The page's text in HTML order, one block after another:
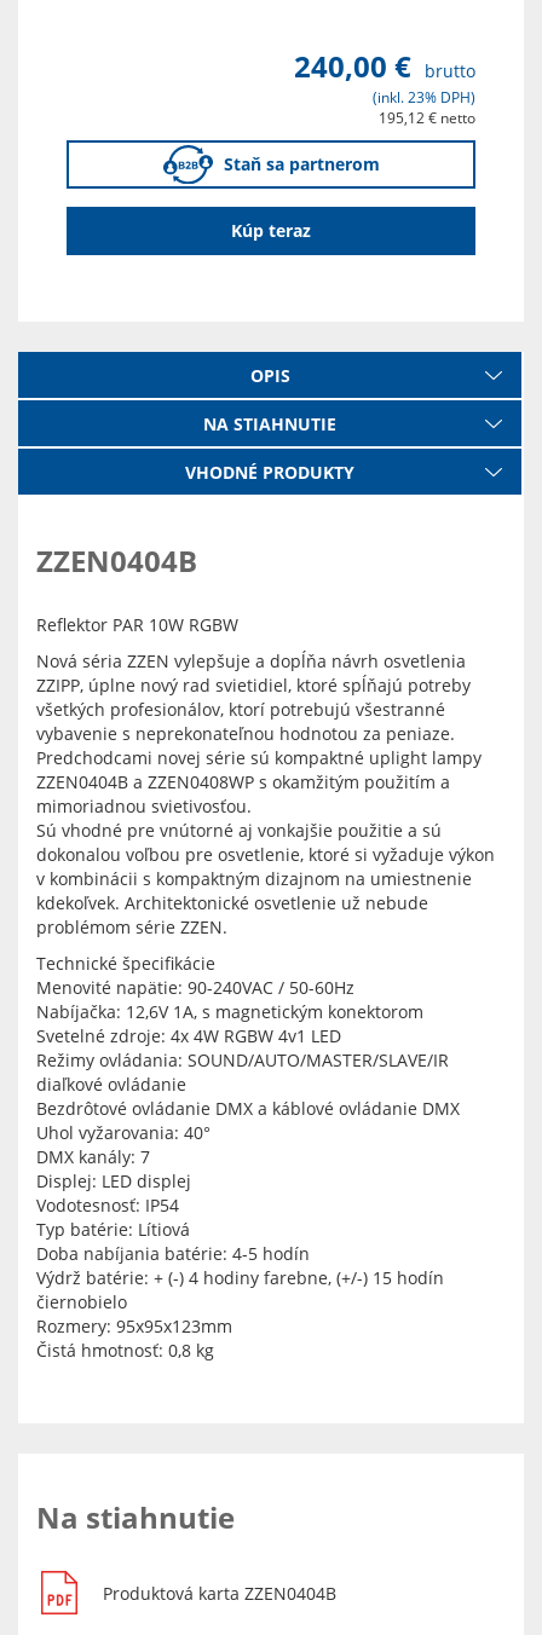
240,00 € brutto
(inkl. 23% DPH)
195,12 € netto
Staň sa partnerom
Kúp teraz
OPIS
NA STIAHNUTIE
VHODNÉ PRODUKTY
ZZEN0404B
Reflektor PAR 10W RGBW
Nová séria ZZEN vylepšuje a dopĺňa návrh osvetlenia
ZZIPP, úplne nový rad svietidiel, ktoré spĺňajú potreby
všetkých profesionálov, ktorí potrebujú všestranné
vybavenie s neprekonateľnou hodnotou za peniaze.
Predchodcami novej série sú kompaktné uplight lampy
ZZEN0404B a ZZEN0408WP s okamžitým použitím a
mimoriadnou svietivosťou.
Sú vhodné pre vnútorné aj vonkajšie použitie a sú
dokonalou voľbou pre osvetlenie, ktoré si vyžaduje výkon
v kombinácii s kompaktným dizajnom na umiestnenie
kdekoľvek. Architektonické osvetlenie už nebude
problémom série ZZEN.
Technické špecifikácie
Menovité napätie: 90-240VAC / 50-60Hz
Nabíjačka: 12,6V 1A, s magnetickým konektorom
Svetelné zdroje: 4x 4W RGBW 4v1 LED
Režimy ovládania: SOUND/AUTO/MASTER/SLAVE/IR
diaľkové ovládanie
Bezdrôtové ovládanie DMX a káblové ovládanie DMX
Uhol vyžarovania: 40°
DMX kanály: 7
Displej: LED displej
Vodotesnosť: IP54
Typ batérie: Lítiová
Doba nabíjania batérie: 4-5 hodín
Výdrž batérie: + (-) 4 hodiny farebne, (+/-) 15 hodín
čiernobielo
Rozmery: 95x95x123mm
Čistá hmotnosť: 0,8 kg
Na stiahnutie
Produktová karta ZZEN0404B